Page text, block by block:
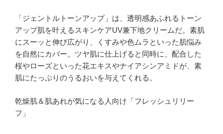
「ジェントルトーンアップ」は、透明感あふれるトーン
アップ肌を叶えるスキンケアUV兼下地クリームだ。素肌
にスーッと伸び広がり、くすみや色ムラといった肌悩み
を自然にカバー。ツヤ肌に仕上げると同時に、配合した
桜やローズといった花エキスやナイアシンアミドが、素
肌にたっぷりのうるおいを与えてくれる。
乾燥肌＆肌あれが気になる人向け「フレッシュリリー
フ」